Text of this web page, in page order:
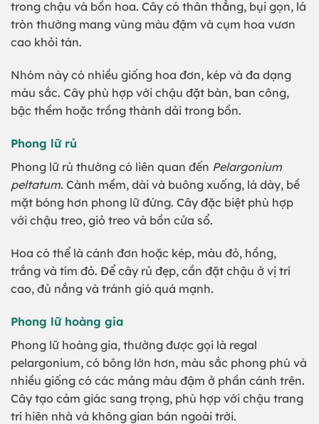
trong chậu và bồn hoa. Cây có thân thẳng, bụi gọn, lá
tròn thường mang vùng màu đậm và cụm hoa vươn
cao khỏi tán.
Nhóm này có nhiều giống hoa đơn, kép và đa dạng
màu sắc. Cây phù hợp với chậu đặt bàn, ban công,
bậc thềm hoặc trồng thành dải trong bồn.
Phong lữ rủ
Phong lữ rủ thường có liên quan đến Pelargonium
peltatum. Cành mềm, dài và buông xuống, lá dày, bề
mặt bóng hơn phong lữ đứng. Cây đặc biệt phù hợp
với chậu treo, giỏ treo và bồn cửa sổ.
Hoa có thể là cánh đơn hoặc kép, màu đỏ, hồng,
trắng và tím đỏ. Để cây rủ đẹp, cần đặt chậu ở vị trí
cao, đủ nắng và tránh gió quá mạnh.
Phong lữ hoàng gia
Phong lữ hoàng gia, thường được gọi là regal
pelargonium, có bông lớn hơn, màu sắc phong phú và
nhiều giống có các mảng màu đậm ở phần cánh trên.
Cây tạo cảm giác sang trọng, phù hợp với chậu trang
trí hiên nhà và không gian bán ngoài trời.